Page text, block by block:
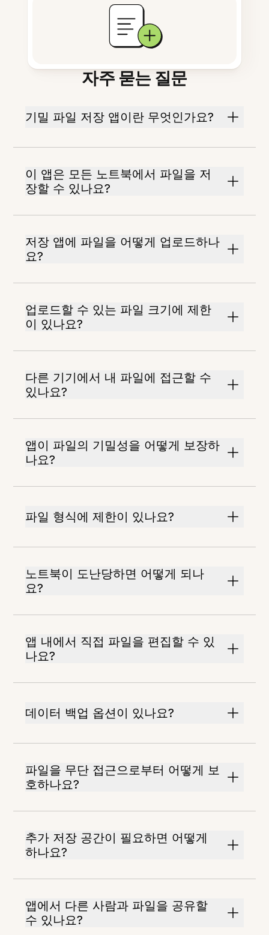
자주 묻는 질문
기밀 파일 저장 앱이란 무엇인가요?
이 앱은 모든 노트북에서 파일을 저
장할 수 있나요?
저장 앱에 파일을 어떻게 업로드하나
요?
업로드할 수 있는 파일 크기에 제한
이 있나요?
다른 기기에서 내 파일에 접근할 수
있나요?
앱이 파일의 기밀성을 어떻게 보장하
나요?
파일 형식에 제한이 있나요?
노트북이 도난당하면 어떻게 되나
요?
앱 내에서 직접 파일을 편집할 수 있
나요?
데이터 백업 옵션이 있나요?
파일을 무단 접근으로부터 어떻게 보
호하나요?
추가 저장 공간이 필요하면 어떻게
하나요?
앱에서 다른 사람과 파일을 공유할
수 있나요?